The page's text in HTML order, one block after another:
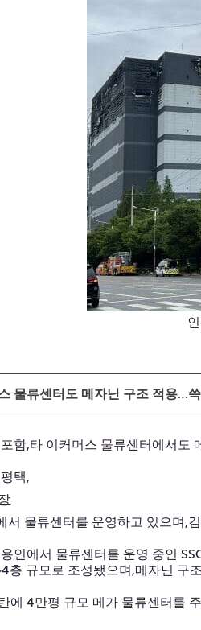
물류센터도 메자닌 구조 적용…
함,타 이커머스 물류센터에서도
택,
서 물류센터를 운영하고 있으며,
인에서 물류센터를 운영 중인
층 규모로 조성됐으며,메자닌 구
에 4만평 규모 메가 물류센터를